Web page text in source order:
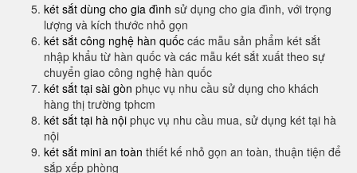
két sắt dùng cho gia đình sử dụng cho gia đình, với trọng
lượng và kích thước nhỏ gọn
két sắt công nghệ hàn quốc các mẫu sản phẩm két sắt
nhập khẩu từ hàn quốc và các mẫu két sắt xuất theo sự
chuyển giao công nghệ hàn quốc
két sắt tại sài gòn phục vụ nhu cầu sử dụng cho khách
hàng thị trường tphcm
két sắt tại hà nội phục vụ nhu cầu mua, sử dụng két tại hà
nội
két sắt mini an toàn thiết kế nhỏ gọn an toàn, thuận tiện để
sắp xếp phòng